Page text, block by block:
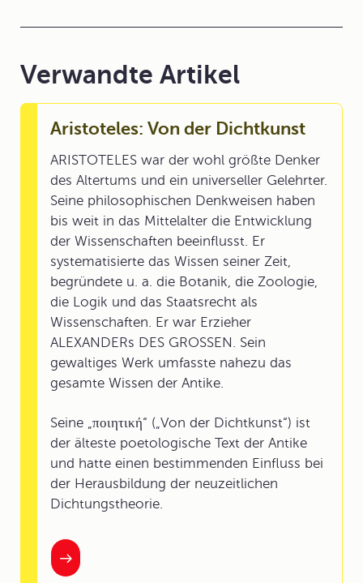
Verwandte Artikel
Aristoteles: Von der Dichtkunst
ARISTOTELES war der wohl größte Denker
des Altertums und ein universeller Gelehrter.
Seine philosophischen Denkweisen haben
bis weit in das Mittelalter die Entwicklung
der Wissenschaften beeinflusst. Er
systematisierte das Wissen seiner Zeit,
begründete u. a. die Botanik, die Zoologie,
die Logik und das Staatsrecht als
Wissenschaften. Er war Erzieher
ALEXANDERs DES GROSSEN. Sein
gewaltiges Werk umfasste nahezu das
gesamte Wissen der Antike.
Seine „ποιητική“ („Von der Dichtkunst“) ist
der älteste poetologische Text der Antike
und hatte einen bestimmenden Einfluss bei
der Herausbildung der neuzeitlichen
Dichtungstheorie.